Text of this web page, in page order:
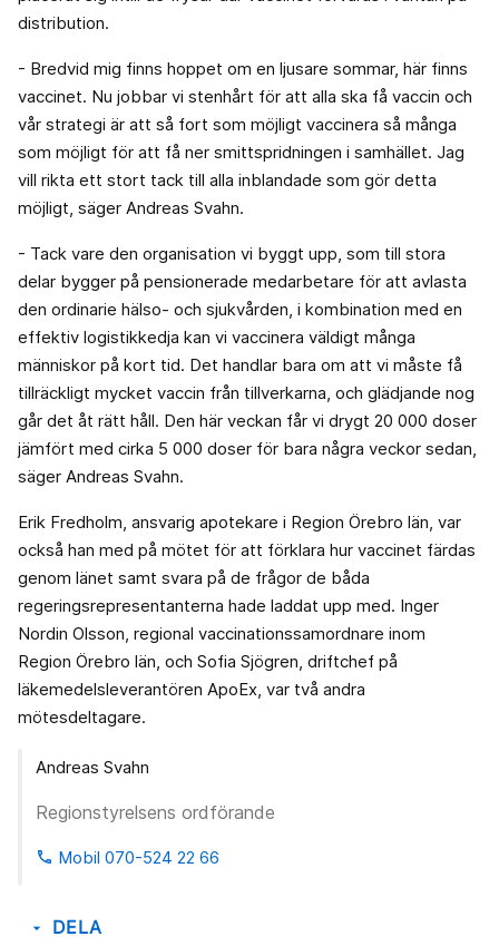
distribution.
- Bredvid mig finns hoppet om en ljusare sommar, här finns
vaccinet. Nu jobbar vi stenhårt för att alla ska få vaccin och
vår strategi är att så fort som möjligt vaccinera så många
som möjligt för att få ner smittspridningen i samhället. Jag
vill rikta ett stort tack till alla inblandade som gör detta
möjligt, säger Andreas Svahn.
- Tack vare den organisation vi byggt upp, som till stora
delar bygger på pensionerade medarbetare för att avlasta
den ordinarie hälso- och sjukvården, i kombination med en
effektiv logistikkedja kan vi vaccinera väldigt många
människor på kort tid. Det handlar bara om att vi måste få
tillräckligt mycket vaccin från tillverkarna, och glädjande nog
går det åt rätt håll. Den här veckan får vi drygt 20 000 doser
jämfört med cirka 5 000 doser för bara några veckor sedan,
säger Andreas Svahn.
Erik Fredholm, ansvarig apotekare i Region Örebro län, var
också han med på mötet för att förklara hur vaccinet färdas
genom länet samt svara på de frågor de båda
regeringsrepresentanterna hade laddat upp med. Inger
Nordin Olsson, regional vaccinationssamordnare inom
Region Örebro län, och Sofia Sjögren, driftchef på
läkemedelsleverantören ApoEx, var två andra
mötesdeltagare.
Andreas Svahn
Regionstyrelsens ordförande
phone Mobil 070-524 22 66
arrow_drop_down DELA